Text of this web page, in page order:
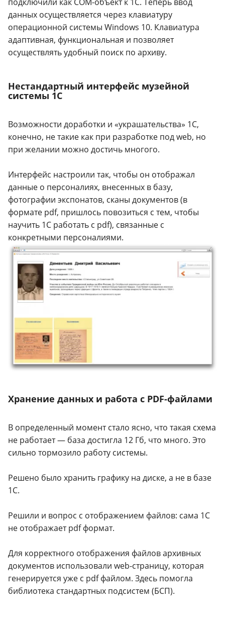
данных осуществляется через клавиатуру
операционной системы Windows 10. Клавиатура
адаптивная, функциональная и позволяет
осуществлять удобный поиск по архиву.
Нестандартный интерфейс музейной
системы 1С
Возможности доработки и «украшательства» 1С,
конечно, не такие как при разработке под web, но
при желании можно достичь многого.
Интерфейс настроили так, чтобы он отображал
данные о персоналиях, внесенных в базу,
фотографии экспонатов, сканы документов (в
формате pdf, пришлось повозиться с тем, чтобы
научить 1С работать с pdf), связанные с
конкретными персоналиями.
Хранение данных и работа с PDF-файлами
В определенный момент стало ясно, что такая схема
не работает — база достигла 12 Гб, что много. Это
сильно тормозило работу системы.
Решено было хранить графику на диске, а не в базе
1С.
Решили и вопрос с отображением файлов: сама 1С
не отображает pdf формат.
Для корректного отображения файлов архивных
документов использовали web-страницу, которая
генерируется уже с pdf файлом. Здесь помогла
библиотека стандартных подсистем (БСП).